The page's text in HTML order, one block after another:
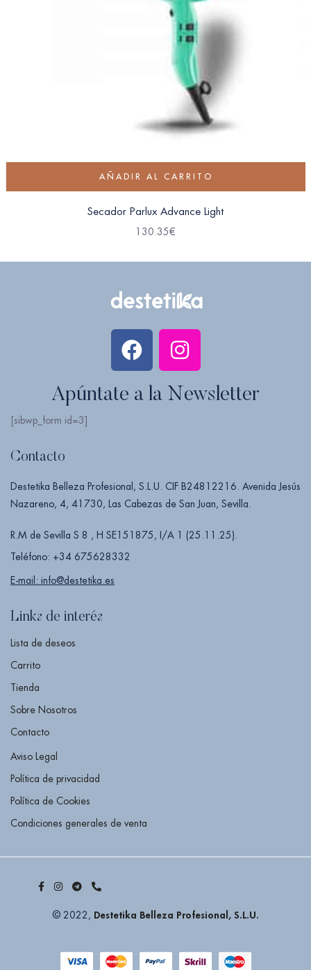
AÑADIR AL CARRITO
Secador Parlux Advance Light
130.35€
Apúntate a la Newsletter
[sibwp_form id=3]
Contacto
Destetika Belleza Profesional, S.L.U. CIF B24812216. Avenida Jesús
Nazareno, 4, 41730, Las Cabezas de San Juan, Sevilla.
R.M de Sevilla S 8 , H SE151875, I/A 1 (25.11.25).
Teléfono: +34 675628332
E-mail: info@destetika.es
Links de interés
Lista de deseos
Carrito
Tienda
Sobre Nosotros
Contacto
Aviso Legal
Política de privacidad
Política de Cookies
Condiciones generales de venta
© 2022, Destetika Belleza Profesional, S.L.U.